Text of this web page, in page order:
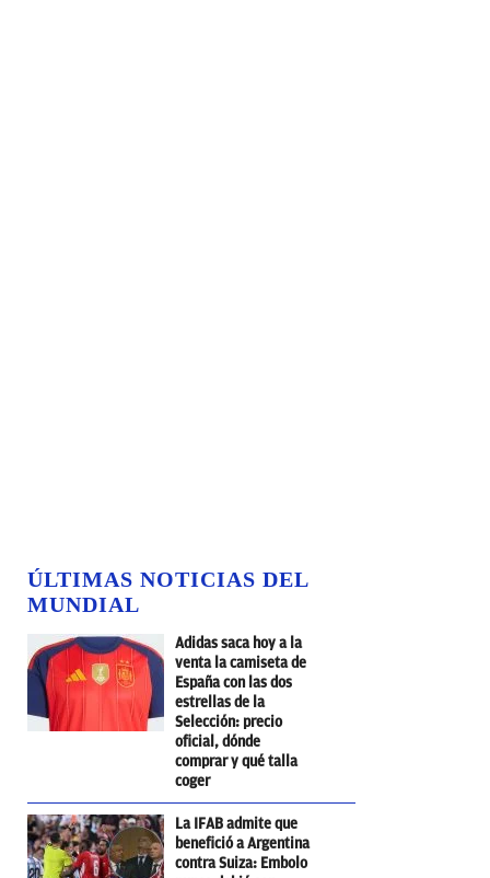
ÚLTIMAS NOTICIAS DEL
MUNDIAL
Adidas saca hoy a la
venta la camiseta de
España con las dos
estrellas de la
Selección: precio
oficial, dónde
comprar y qué talla
coger
La IFAB admite que
benefició a Argentina
contra Suiza: Embolo